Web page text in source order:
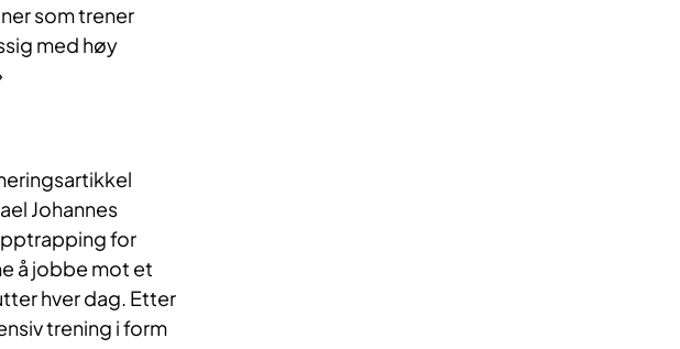
som trener
med høy
Johannes
for
å jobbe mot et
hver dag. Etter
trening i form